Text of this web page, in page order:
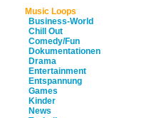
Music Loops
Business-World
Chill Out
Comedy/Fun
Dokumentationen
Drama
Entertainment
Entspannung
Games
Kinder
News